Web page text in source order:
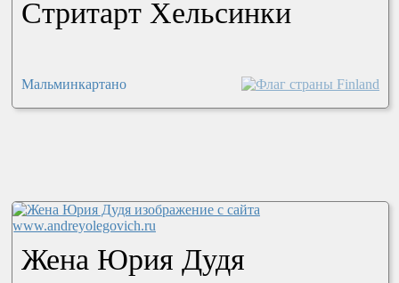
Стритарт Хельсинки
Мальминкартано
Жена Юрия Дудя